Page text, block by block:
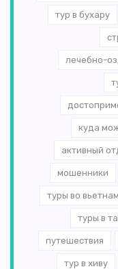
тур в бухару
лечебно-
куда
активный
мошенники
туры во
туры в
путешествия
тур в хиву